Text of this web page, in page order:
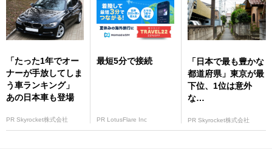
「たった1年でオー
ナーが手放してしま
う車ランキング」
あの日本車も登場
PR Skyrocket株式会社
最短5分で接続
PR LotusFlare Inc
「日本で最も豊かな
都道府県」東京が最
下位、1位は意外
な…
PR Skyrocket株式会社